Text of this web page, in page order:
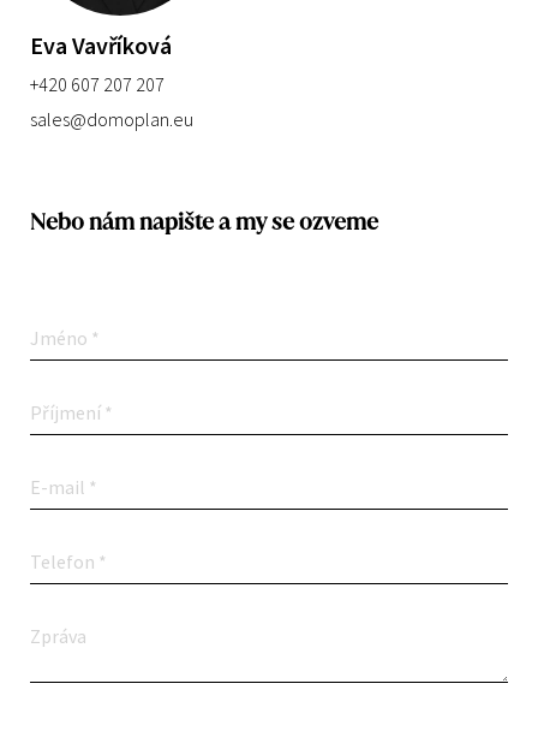
Eva Vavříková
+420 607 207 207
sales@domoplan.eu
Nebo nám napište a my se ozveme